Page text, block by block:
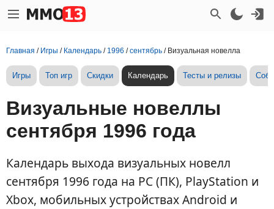
Главная / Игры / Календарь / 1996 /сентябрь / Визуальная новелла
Игры Топ игр Скидки Календарь Тесты и релизы
Визуальные новеллы
сентября 1996 года
Календарь выхода визуальных новелл
сентября 1996 года на PC (ПК), PlayStation и
Xbox, мобильных устройствах Android и